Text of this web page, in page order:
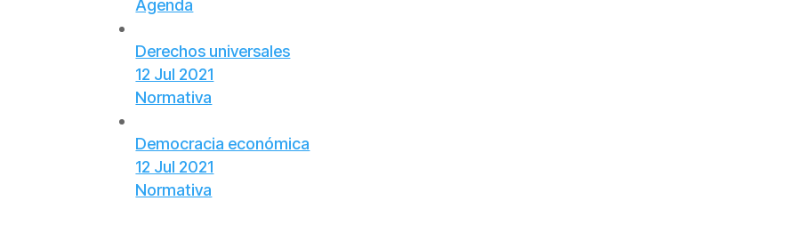
Agenda
Derechos universales
12 Jul 2021
Normativa
Democracia económica
12 Jul 2021
Normativa